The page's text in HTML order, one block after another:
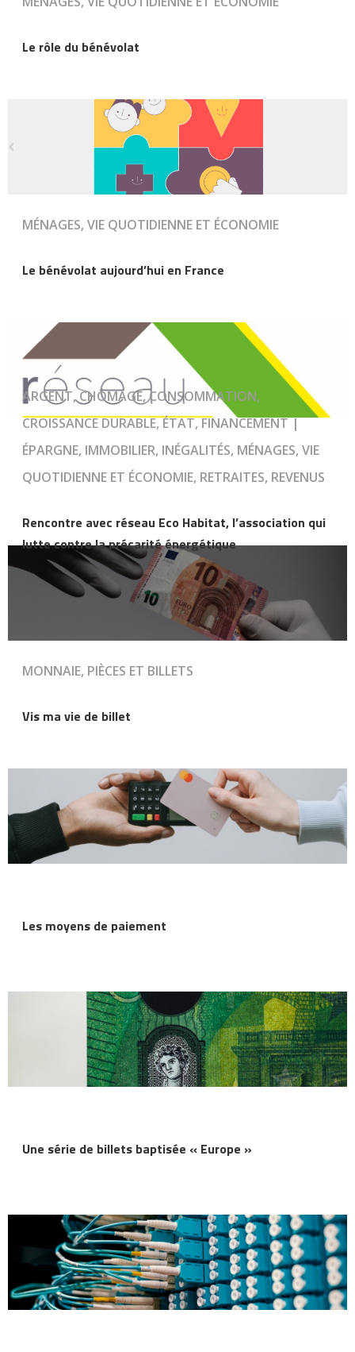
Le rôle du bénévolat
MÉNAGES, VIE QUOTIDIENNE ET ÉCONOMIE
Le bénévolat aujourd’hui en France
ARGENT, CHÔMAGE, CONSOMMATION,
CROISSANCE DURABLE, ÉTAT, FINANCEMENT |
ÉPARGNE, IMMOBILIER, INÉGALITÉS, MÉNAGES, VIE
QUOTIDIENNE ET ÉCONOMIE, RETRAITES, REVENUS
Rencontre avec réseau Eco Habitat, l’association qui
lutte contre la précarité énergétique
MONNAIE, PIÈCES ET BILLETS
Vis ma vie de billet
Les moyens de paiement
Une série de billets baptisée « Europe »